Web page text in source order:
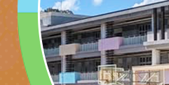
造」、「
學諮商輔
訊
理114學
育講座「
台灣遊戲
日舉辦「
檢送衛生